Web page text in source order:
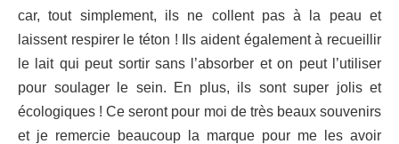
car, tout simplement, ils ne collent pas à la peau et
laissent respirer le téton ! Ils aident également à recueillir
le lait qui peut sortir sans l’absorber et on peut l’utiliser
pour soulager le sein. En plus, ils sont super jolis et
écologiques ! Ce seront pour moi de très beaux souvenirs
et je remercie beaucoup la marque pour me les avoir